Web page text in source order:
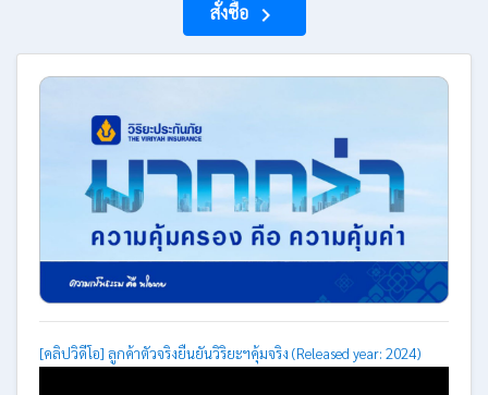
สั่งซื้อ navigate_next
[คลิปวิดีโอ] ลูกค้าตัวจริงยืนยันวิริยะฯคุ้มจริง (Released year: 2024)